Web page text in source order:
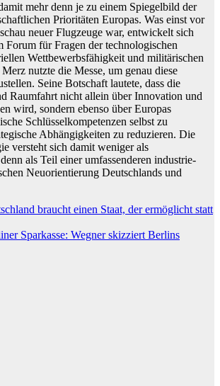
mehr denn je zu einem Spiegelbild der
Prioritäten Europas. Was einst vor
neuer Flugzeuge war, entwickelt sich
Forum für Fragen der technologischen
Wettbewerbsfähigkeit und militärischen
nutzte die Messe, um genau diese
Seine Botschaft lautete, dass die
Raumfahrt nicht allein über Innovation und
wird, sondern ebenso über Europas
Schlüsselkompetenzen selbst zu
Abhängigkeiten zu reduzieren. Die
versteht sich damit weniger als
als Teil einer umfassenderen industrie-
Neuorientierung Deutschlands und
braucht einen Staat, der ermöglicht statt
Sparkasse: Wegner skizziert Berlins